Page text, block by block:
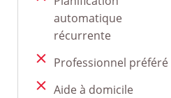
automatique
récurrente
Professionnel préféré
Aide à domicile